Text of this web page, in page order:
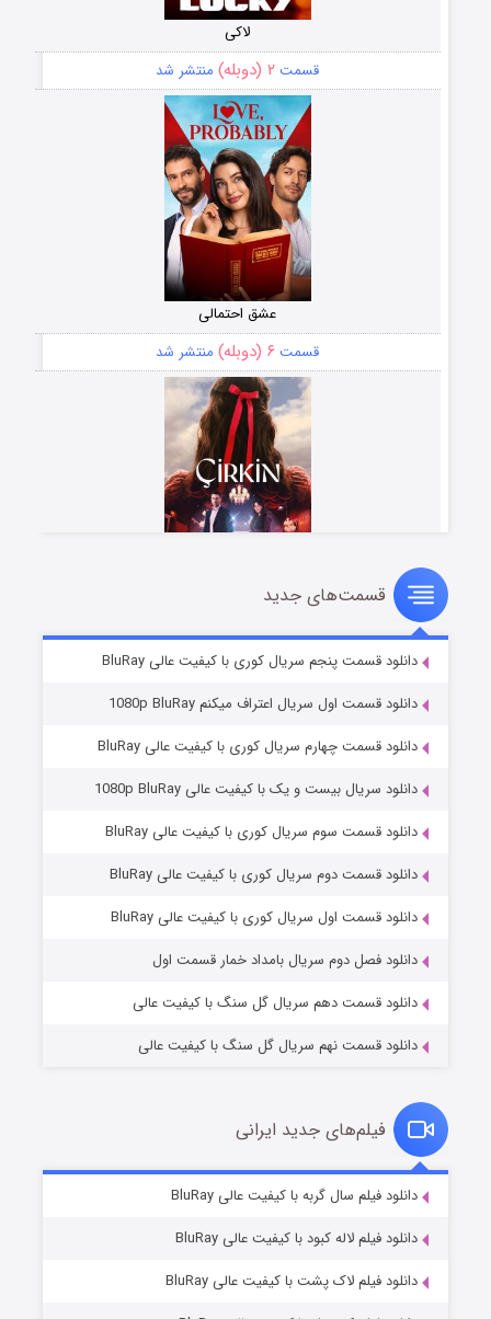
لاکی
قسمت ۲ (دوبله) منتشر شد
عشق احتمالی
قسمت ۶ (دوبله) منتشر شد
سریال زشت
قسمت۵ (زیرنویس) منتشر شد
وستی ها
قسمت۱ (زیرنویس) منتشر شد
قسمت۶ (زیرنویس) منتشر شد
قسمت‌های جدید
دانلود قسمت پنجم سریال کوری با کیفیت عالی BluRay
دانلود قسمت اول سریال اعتراف میکنم 1080p BluRay
دانلود قسمت چهارم سریال کوری با کیفیت عالی BluRay
دانلود سریال بیست و یک با کیفیت عالی 1080p BluRay
دانلود قسمت سوم سریال کوری با کیفیت عالی BluRay
دانلود قسمت دوم سریال کوری با کیفیت عالی BluRay
دانلود قسمت اول سریال کوری با کیفیت عالی BluRay
دانلود فصل دوم سریال بامداد خمار قسمت اول
دانلود قسمت دهم سریال گل سنگ با کیفیت عالی
دانلود قسمت نهم سریال گل سنگ با کیفیت عالی
فیلم‌های جدید ایرانی
دانلود فیلم سال گربه با کیفیت عالی BluRay
دانلود فیلم لاله کبود با کیفیت عالی BluRay
دانلود فیلم لاک پشت با کیفیت عالی BluRay